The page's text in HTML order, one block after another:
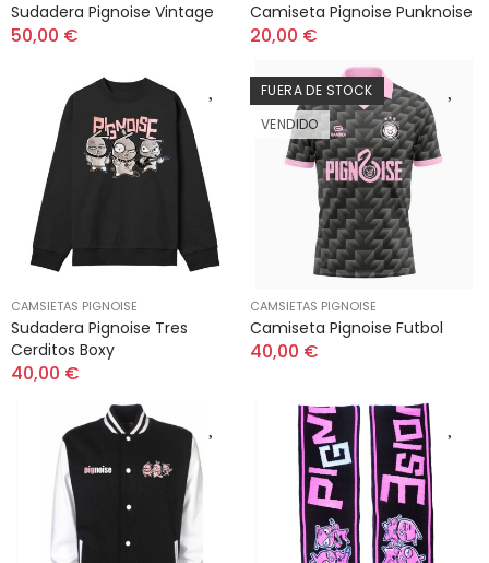
Sudadera Pignoise Vintage
50,00 €
Camiseta Pignoise Punknoise
20,00 €
CAMSIETAS PIGNOISE
Sudadera Pignoise Tres
Cerditos Boxy
40,00 €
FUERA DE STOCK
VENDIDO
CAMSIETAS PIGNOISE
Camiseta Pignoise Futbol
40,00 €